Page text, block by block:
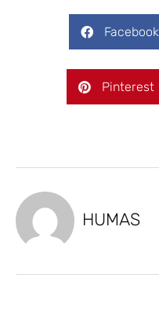
Facebook
Pinterest
HUMAS